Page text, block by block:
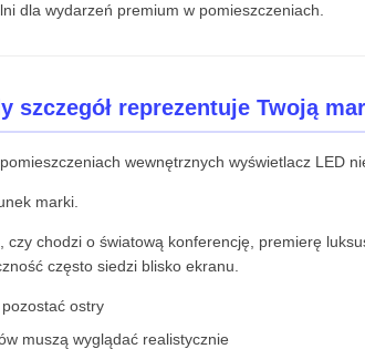
dla wydarzeń premium w pomieszczeniach.
szczegół reprezentuje Twoją
wewnętrznych wyświetlacz LED
marki.
czy chodzi o światową konferencję, premierę
często siedzi blisko ekranu.
pozostać ostry
muszą wyglądać realistycznie